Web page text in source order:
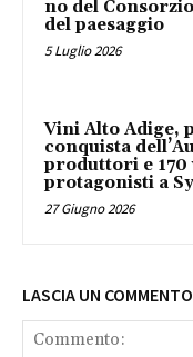
no del
del paesaggio
5 Luglio 2026
Vini Alto Adige,
conquista
produttori e 170
protagonisti a
27 Giugno 2026
LASCIA UN COMMENTO